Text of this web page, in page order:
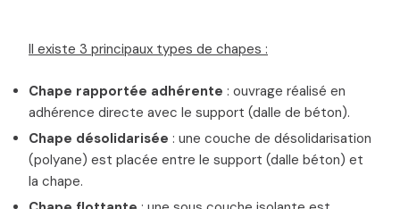
Il existe 3 principaux types de chapes :
Chape rapportée adhérente : ouvrage réalisé en
adhérence directe avec le support (dalle de béton).
Chape désolidarisée : une couche de désolidarisation
(polyane) est placée entre le support (dalle béton) et
la chape.